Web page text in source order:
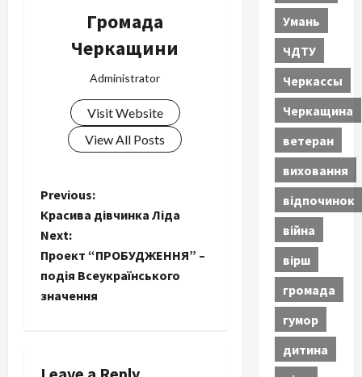
Громада
Черкащини
Administrator
Visit Website
View All Posts
P
o
s
t
a
Previous:
Красива дівчинка Ліда
Next:
Проект “ПРОБУДЖЕННЯ” –
подія Всеукраїнського
значення
Умань
ЧДТУ
Черкассы
Черкащина
ветеран
виховання
відпочинок
війна
вірш
громада
гумор
дитина